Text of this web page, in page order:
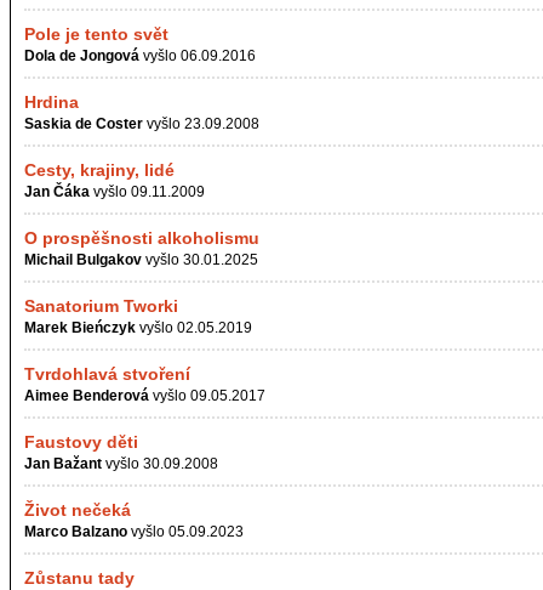
Pole je tento svět
Dola de Jongová vyšlo 06.09.2016
Hrdina
Saskia de Coster vyšlo 23.09.2008
Cesty, krajiny, lidé
Jan Čáka vyšlo 09.11.2009
O prospěšnosti alkoholismu
Michail Bulgakov vyšlo 30.01.2025
Sanatorium Tworki
Marek Bieńczyk vyšlo 02.05.2019
Tvrdohlavá stvoření
Aimee Benderová vyšlo 09.05.2017
Faustovy děti
Jan Bažant vyšlo 30.09.2008
Život nečeká
Marco Balzano vyšlo 05.09.2023
Zůstanu tady